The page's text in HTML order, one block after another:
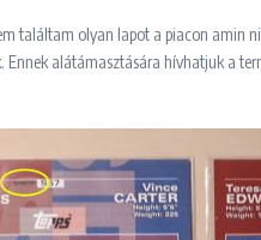
olyan lapot a piacon amin
alátámasztására hívhatjuk a